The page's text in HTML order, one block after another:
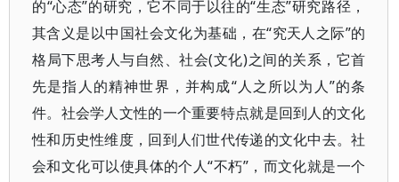
的“心态”的研究，它不同于以往的“生态”研究路径，
其含义是以中国社会文化为基础，在“究天人之际”的
格局下思考人与自然、社会(文化)之间的关系，它首
先是指人的精神世界，并构成“人之所以为人”的条
件。社会学人文性的一个重要特点就是回到人的文化
性和历史性维度，回到人们世代传递的文化中去。社
会和文化可以使具体的个人“不朽”，而文化就是一个